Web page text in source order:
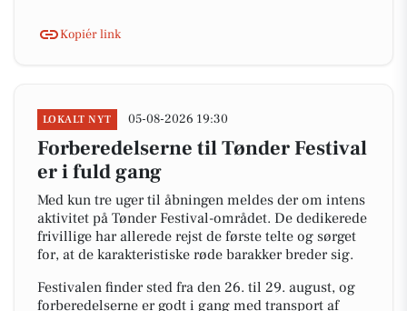
Kopiér link
LOKALT NYT 05-08-2026 19:30
Forberedelserne til Tønder Festival
er i fuld gang
Med kun tre uger til åbningen meldes der om intens
aktivitet på Tønder Festival-området. De dedikerede
frivillige har allerede rejst de første telte og sørget
for, at de karakteristiske røde barakker breder sig.
Festivalen finder sted fra den 26. til 29. august, og
forberedelserne er godt i gang med transport af